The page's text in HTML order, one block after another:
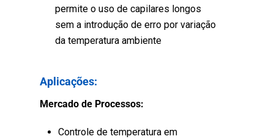
permite o uso de capilares longos
sem a introdução de erro por variação
da temperatura ambiente
Aplicações:
Mercado de Processos:
Controle de temperatura em